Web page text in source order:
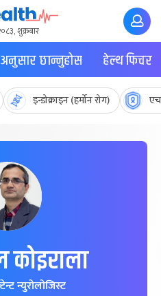
शुक्रबार
छान्नुहोस हेल्थ फिचर
इन्डोक्राइन (हर्मोन रोग)
कोइराला
न्युरोलोजिस्ट